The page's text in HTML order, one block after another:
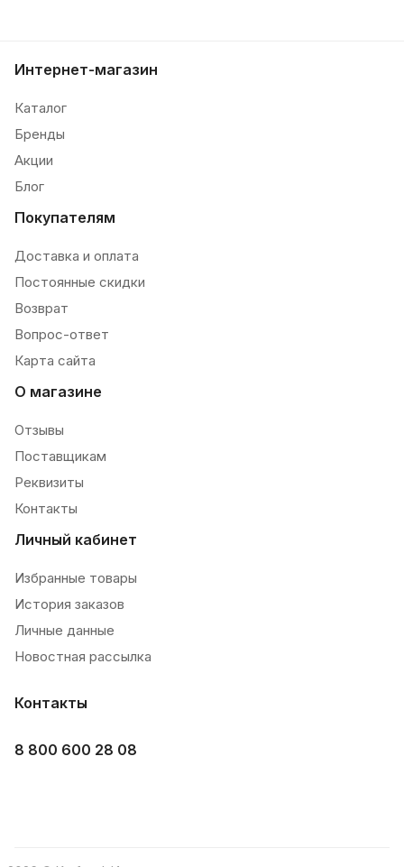
Интернет-магазин
Каталог
Бренды
Акции
Блог
Покупателям
Доставка и оплата
Постоянные скидки
Возврат
Вопрос-ответ
Карта сайта
О магазине
Отзывы
Поставщикам
Реквизиты
Контакты
Личный кабинет
Избранные товары
История заказов
Личные данные
Новостная рассылка
Контакты
8 800 600 28 08